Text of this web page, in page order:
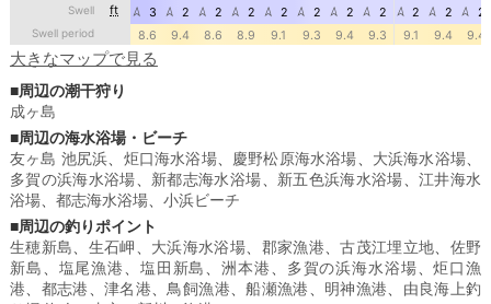
大きなマップで見る
■周辺の潮干狩り
成ヶ島
■周辺の海水浴場・ビーチ
友ヶ島 池尻浜
炬口海水浴場、 慶野松原海水浴場 大浜海水浴場
多賀の浜海水浴場
新都志海水浴場 新五色浜海水浴場 、江井海水
浴場、 都志海水浴場、 小浜ビーチ
■周辺の釣りポイント
生穂新島
生石岬 大浜海水浴場 郡家漁港 、古茂江埋立地
佐野
新島
塩尾漁港 塩田新島 、洲本港 多賀の浜海水浴場 、炬口漁
港
都志港 、津名港 鳥飼漁港 、船瀬漁港 明神漁港
由良海上釣